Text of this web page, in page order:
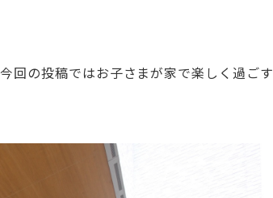
回の投稿ではお子さまが家で楽しく過ごす